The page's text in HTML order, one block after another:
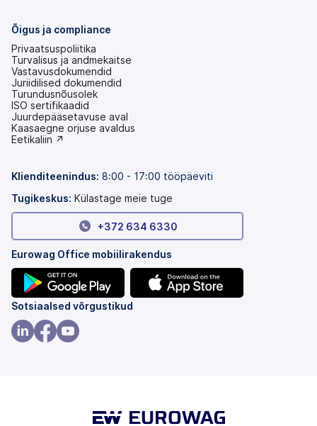
Õigus ja compliance
Privaatsuspoliitika
Turvalisus ja andmekaitse
Vastavusdokumendid
Juriidilised dokumendid
Turundusnõusolek
ISO sertifikaadid
Juurdepääsetavuse aval
(avaneb
uuel
Kaasaegne orjuse avaldus
(avaneb
Eetikaliin ↗
Klienditeenindus: 8:00 - 17:00 tööpäeviti
Tugikeskus: Külastage meie tuge
+372 634 6330
Eurowag Office mobiilirakendus
(avaneb
uuel
vahekaardil)
(avaneb
Sotsiaalsed võrgustikud